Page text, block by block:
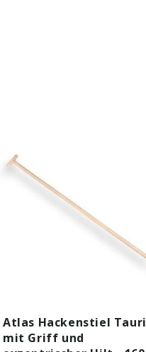
Atlas Hackenstiel Tauri
mit Griff und